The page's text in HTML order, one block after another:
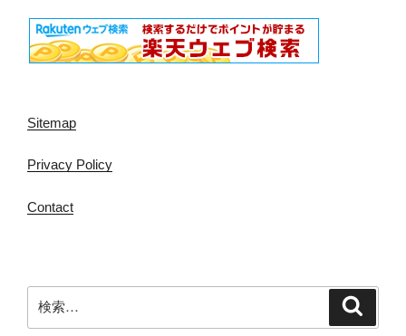
Sitemap
Privacy Policy
Contact
索: